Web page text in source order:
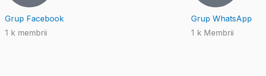
Grup Facebook
1 k membrii
Grup WhatsApp
1 k Membrii